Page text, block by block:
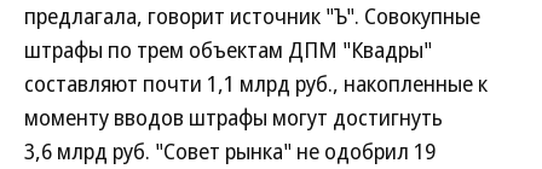
предлагала, говорит источник "Ъ". Совокупные
штрафы по трем объектам ДПМ "Квадры"
составляют почти 1,1 млрд руб., накопленные к
моменту вводов штрафы могут достигнуть
3,6 млрд руб. "Совет рынка" не одобрил 19